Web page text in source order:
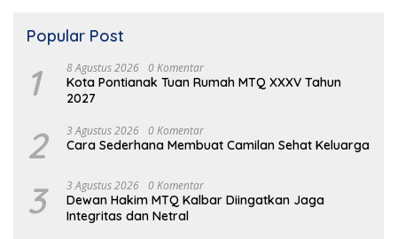
Popular Post
1 8 Agustus 2026 0 Komentar
Kota Pontianak Tuan Rumah MTQ XXXV Tahun
2027
2 3 Agustus 2026 0 Komentar
Cara Sederhana Membuat Camilan Sehat Keluarga
3 3 Agustus 2026 0 Komentar
Dewan Hakim MTQ Kalbar Diingatkan Jaga
Integritas dan Netral